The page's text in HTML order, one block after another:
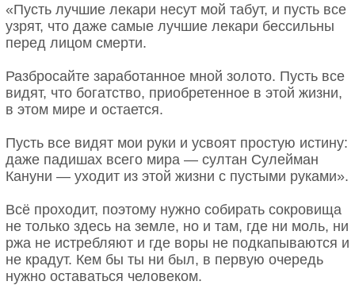
«Пусть лучшие лекари несут мой табут, и пусть все
узрят, что даже самые лучшие лекари бессильны
перед лицом смерти.
Разбросайте заработанное мной золото. Пусть все
видят, что богатство, приобретенное в этой жизни,
в этом мире и остается.
Пусть все видят мои руки и усвоят простую истину:
даже падишах всего мира — султан Сулейман
Кануни — уходит из этой жизни с пустыми руками».
Всё проходит, поэтому нужно собирать сокровища
не только здесь на земле, но и там, где ни моль, ни
ржа не истребляют и где воры не подкапываются и
не крадут. Кем бы ты ни был, в первую очередь
нужно оставаться человеком.